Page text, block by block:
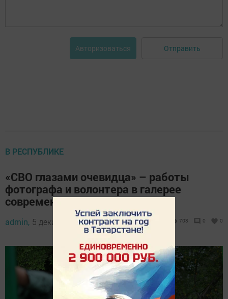
Авторизоваться Отправить
В РЕСПУБЛИКЕ
«СВО глазами очевидца» – работы
фотографа и волонтера в галерее
современного искусства
admin, 5 декабря 2023 - 18:51 703 0 0